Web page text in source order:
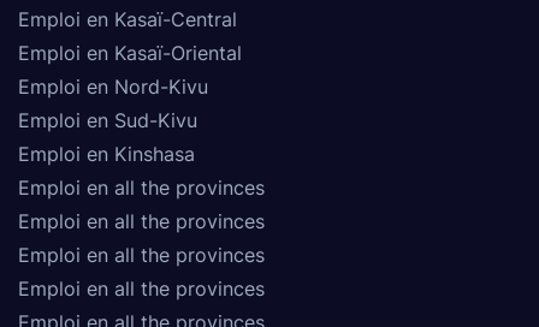
Emploi en Kasaï-Central
Emploi en Kasaï-Oriental
Emploi en Nord-Kivu
Emploi en Sud-Kivu
Emploi en Kinshasa
Emploi en all the provinces
Emploi en all the provinces
Emploi en all the provinces
Emploi en all the provinces
Emploi en all the provinces